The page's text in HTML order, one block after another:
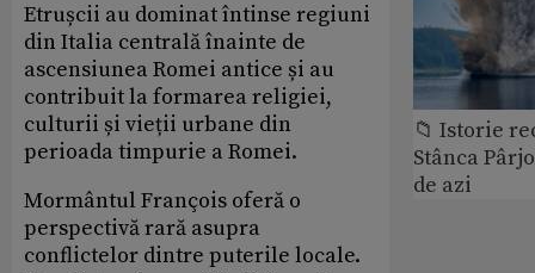
Etrușcii au dominat întinse regiuni
din Italia centrală înainte de
ascensiunea Romei antice și au
contribuit la formarea religiei,
culturii și vieții urbane din
perioada timpurie a Romei.
Mormântul François oferă o
perspectivă rară asupra
conflictelor dintre puterile locale.
📁 Istorie
Stânca
de azi